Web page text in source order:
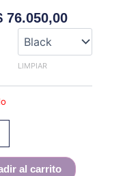
76.050,00
LIMPIAR
al carrito